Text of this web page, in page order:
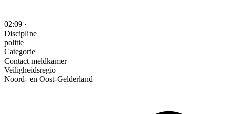
02:09 ·
Discipline
politie
Categorie
Contact meldkamer
Veiligheidsregio
Noord- en Oost-Gelderland